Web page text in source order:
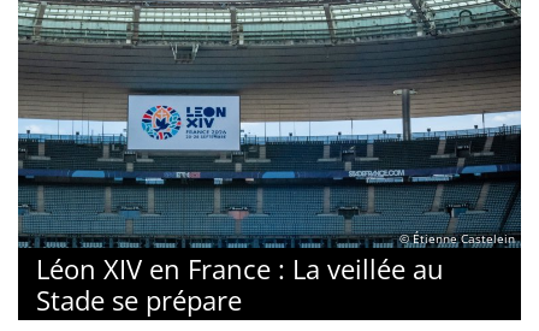
© Étienne Castelein
Léon XIV en France : La veillée au
Stade se prépare